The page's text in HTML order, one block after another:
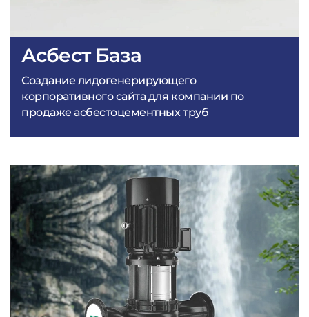
Асбест База
Создание лидогенерирующего
корпоративного сайта для компании по
продаже асбестоцементных труб